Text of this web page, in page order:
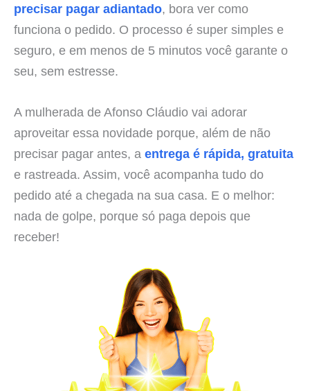
precisar pagar adiantado, bora ver como
funciona o pedido. O processo é super simples e
seguro, e em menos de 5 minutos você garante o
seu, sem estresse.
A mulherada de Afonso Cláudio vai adorar
aproveitar essa novidade porque, além de não
precisar pagar antes, a entrega é rápida, gratuita
e rastreada. Assim, você acompanha tudo do
pedido até a chegada na sua casa. E o melhor:
nada de golpe, porque só paga depois que
receber!